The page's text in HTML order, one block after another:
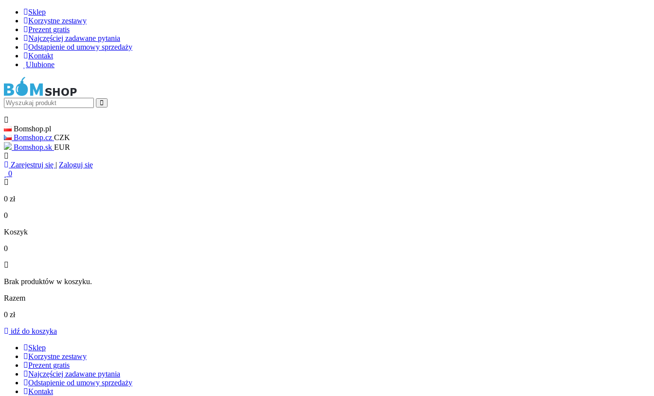
Sklep
Korzystne zestawy
Prezent gratis
Najczęściej zadawane pytania
Odstąpienie od umowy sprzedaży
Kontakt
Ulubione
Bomshop.pl
Bomshop.cz CZK
Bomshop.sk EUR
Zarejestruj się | Zaloguj się
0
0 zł
0
Koszyk
0
Brak produktów w koszyku.
Razem
0 zł
idź do koszyka
Sklep
Korzystne zestawy
Prezent gratis
Najczęściej zadawane pytania
Odstąpienie od umowy sprzedaży
Kontakt